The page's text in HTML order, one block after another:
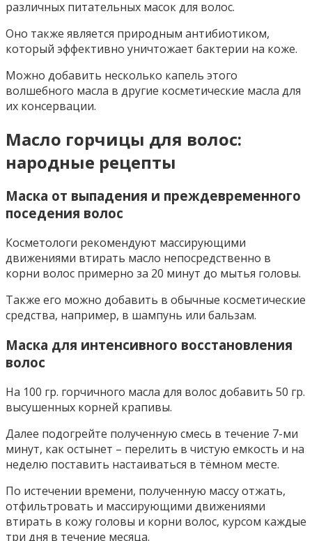
различных питательных масок для волос.
Оно также является природным антибиотиком,
который эффективно уничтожает бактерии на коже.
Можно добавить несколько капель этого
волшебного масла в другие косметические масла для
их консервации.
Масло горчицы для волос:
народные рецепты
Маска от выпадения и преждевременного
поседения волос
Косметологи рекомендуют массирующими
движениями втирать масло непосредственно в
корни волос примерно за 20 минут до мытья головы.
Также его можно добавить в обычные косметические
средства, например, в шампунь или бальзам.
Маска для интенсивного восстановления
волос
На 100 гр. горчичного масла для волос добавить 50 гр.
высушенных корней крапивы.
Далее подогрейте полученную смесь в течение 7-ми
минут, как остынет – перелить в чистую емкость и на
неделю поставить настаиваться в тёмном месте.
По истечении времени, полученную массу отжать,
отфильтровать и массирующими движениями
втирать в кожу головы и корни волос, курсом каждые
три дня в течение месяца.